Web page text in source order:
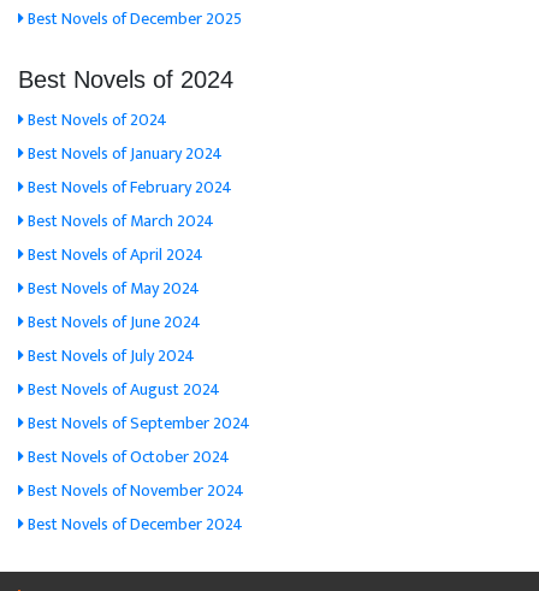
Best Novels of December 2025
Best Novels of 2024
Best Novels of 2024
Best Novels of January 2024
Best Novels of February 2024
Best Novels of March 2024
Best Novels of April 2024
Best Novels of May 2024
Best Novels of June 2024
Best Novels of July 2024
Best Novels of August 2024
Best Novels of September 2024
Best Novels of October 2024
Best Novels of November 2024
Best Novels of December 2024